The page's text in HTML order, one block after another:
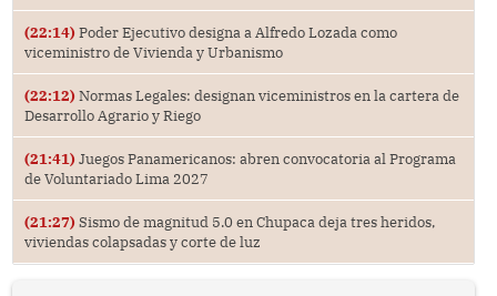
(22:14) Poder Ejecutivo designa a Alfredo Lozada como
viceministro de Vivienda y Urbanismo
(22:12) Normas Legales: designan viceministros en la cartera de
Desarrollo Agrario y Riego
(21:41) Juegos Panamericanos: abren convocatoria al Programa
de Voluntariado Lima 2027
(21:27) Sismo de magnitud 5.0 en Chupaca deja tres heridos,
viviendas colapsadas y corte de luz